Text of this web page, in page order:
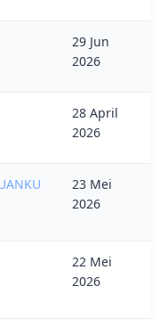
29 Jun
2026
28 April
2026
23 Mei
2026
22 Mei
2026